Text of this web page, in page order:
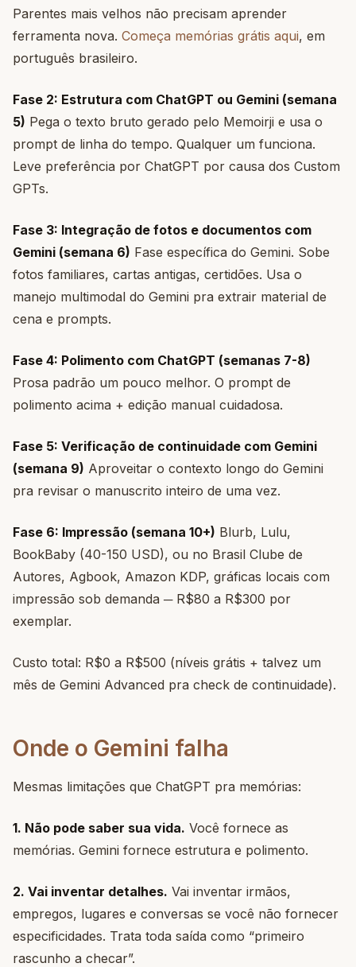
Parentes mais velhos não precisam aprender
ferramenta nova. Começa memórias grátis aqui, em
português brasileiro.
Fase 2: Estrutura com ChatGPT ou Gemini (semana
5) Pega o texto bruto gerado pelo Memoirji e usa o
prompt de linha do tempo. Qualquer um funciona.
Leve preferência por ChatGPT por causa dos Custom
GPTs.
Fase 3: Integração de fotos e documentos com
Gemini (semana 6) Fase específica do Gemini. Sobe
fotos familiares, cartas antigas, certidões. Usa o
manejo multimodal do Gemini pra extrair material de
cena e prompts.
Fase 4: Polimento com ChatGPT (semanas 7-8)
Prosa padrão um pouco melhor. O prompt de
polimento acima + edição manual cuidadosa.
Fase 5: Verificação de continuidade com Gemini
(semana 9) Aproveitar o contexto longo do Gemini
pra revisar o manuscrito inteiro de uma vez.
Fase 6: Impressão (semana 10+) Blurb, Lulu,
BookBaby (40-150 USD), ou no Brasil Clube de
Autores, Agbook, Amazon KDP, gráficas locais com
impressão sob demanda ─ R$80 a R$300 por
exemplar.
Custo total: R$0 a R$500 (níveis grátis + talvez um
mês de Gemini Advanced pra check de continuidade).
Onde o Gemini falha
Mesmas limitações que ChatGPT pra memórias:
1. Não pode saber sua vida. Você fornece as
memórias. Gemini fornece estrutura e polimento.
2. Vai inventar detalhes. Vai inventar irmãos,
empregos, lugares e conversas se você não fornecer
especificidades. Trata toda saída como “primeiro
rascunho a checar”.